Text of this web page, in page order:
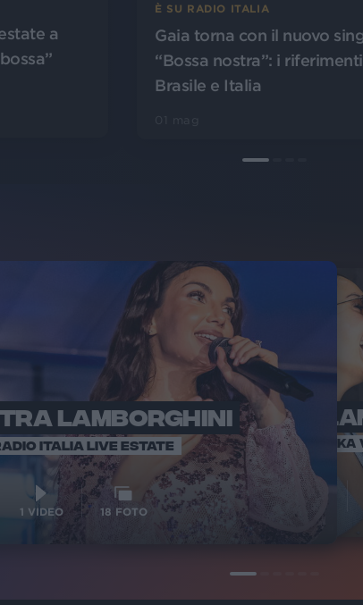
a
È SU RADIO ITALIA
Gaia torna con il nuovo
“Bossa nostra”: i
Brasile e Italia
LAMBORGHINI
ITALIA LIVE ESTATE
1 VIDEO 18 FOTO
ELETTRA
VOI TANKA